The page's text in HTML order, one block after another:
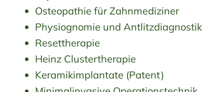
Osteopathie für Zahnmediziner
Physiognomie und Antlitzdiagnostik
Resettherapie
Heinz Clustertherapie
Keramikimplantate (Patent)